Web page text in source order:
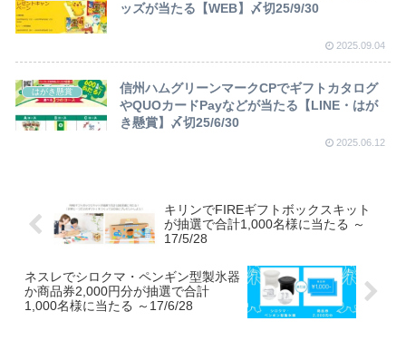
ッズが当たる【WEB】〆切25/9/30
2025.09.04
はがき懸賞
信州ハムグリーンマークCPでギフトカタログ
やQUOカードPayなどが当たる【LINE・はが
き懸賞】〆切25/6/30
2025.06.12
キリンでFIREギフトボックスキット
が抽選で合計1,000名様に当たる ～
17/5/28
ネスレでシロクマ・ペンギン型製氷器
か商品券2,000円分が抽選で合計
1,000名様に当たる ～17/6/28